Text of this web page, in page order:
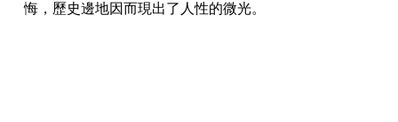
悔，歷史邊地因而現出了人性的微光。